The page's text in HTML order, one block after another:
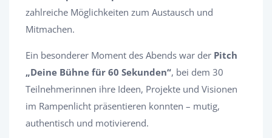
zahlreiche Möglichkeiten zum Austausch und
Mitmachen.
Ein besonderer Moment des Abends war der Pitch
„Deine Bühne für 60 Sekunden“, bei dem 30
Teilnehmerinnen ihre Ideen, Projekte und Visionen
im Rampenlicht präsentieren konnten – mutig,
authentisch und motivierend.